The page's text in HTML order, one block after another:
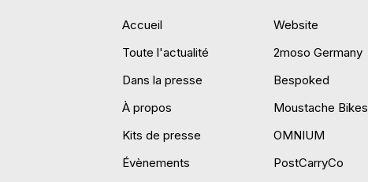
Accueil
Toute l'actualité
Dans la presse
À propos
Kits de presse
Évènements
Website
2moso Germany
Bespoked
Moustache Bikes
OMNIUM
PostCarryCo